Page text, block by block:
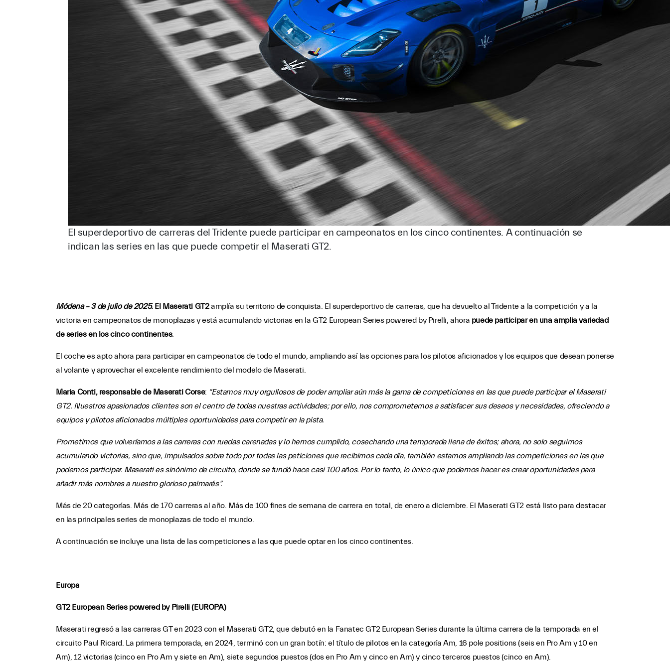
El superdeportivo de carreras del Tridente puede participar en campeonatos en los cinco continentes. A continuación se
indican las series en las que puede competir el Maserati GT2.
Módena – 3 de julio de 2025. El Maserati GT2amplía su territorio de conquista. El superdeportivo de carreras, que ha devuelto al Tridente a la competición y a la
victoria en campeonatos de monoplazas y está acumulando victorias en la GT2 European Series powered by Pirelli, ahora puede participar en una amplia variedad
de series en los cinco continentes.
El coche es apto ahora para participar en campeonatos de todo el mundo, ampliando así las opciones para los pilotos aficionados y los equipos que desean ponerse
al volante y aprovechar el excelente rendimiento del modelo de Maserati.
Maria Conti, responsable de Maserati Corse: “Estamos muy orgullosos de poder ampliar aún más la gama de competiciones en las que puede participar el Maserati
GT2. Nuestros apasionados clientes son el centro de todas nuestras actividades; por ello, nos comprometemos a satisfacer sus deseos y necesidades, ofreciendo a
equipos y pilotos aficionados múltiples oportunidades para competir en la pista.
Prometimos que volveríamos a las carreras con ruedas carenadas y lo hemos cumplido, cosechando una temporada llena de éxitos; ahora, no solo seguimos
acumulando victorias, sino que, impulsados sobre todo por todas las peticiones que recibimos cada día, también estamos ampliando las competiciones en las que
podemos participar. Maserati es sinónimo de circuito, donde se fundó hace casi 100 años. Por lo tanto, lo único que podemos hacer es crear oportunidades para
añadir más nombres a nuestro glorioso palmarés”.
Más de 20 categorías. Más de 170 carreras al año. Más de 100 fines de semana de carrera en total, de enero a diciembre. El Maserati GT2 está listo para destacar
en las principales series de monoplazas de todo el mundo.
A continuación se incluye una lista de las competiciones a las que puede optar en los cinco continentes.
Europa
GT2 European Series powered by Pirelli (EUROPA)
Maserati regresó a las carreras GT en 2023 con el Maserati GT2, que debutó en la Fanatec GT2 European Series durante la última carrera de la temporada en el
circuito Paul Ricard. La primera temporada, en 2024, terminó con un gran botín: el título de pilotos en la categoría Am, 16 pole positions (seis en Pro Am y 10 en
Am), 12 victorias (cinco en Pro Am y siete en Am), siete segundos puestos (dos en Pro Am y cinco en Am) y cinco terceros puestos (cinco en Am).